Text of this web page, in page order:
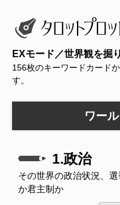
EXモード／世界観を掘
156枚のキーワードカード
す。
ワー
1.政治
その世界の政治状況、
か君主制か